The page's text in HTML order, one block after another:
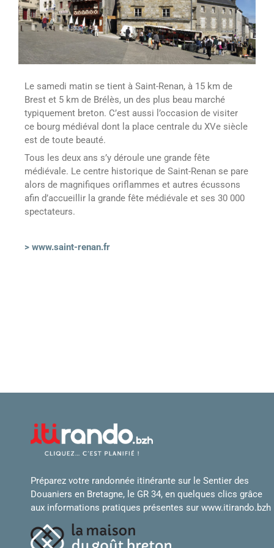
Le samedi matin se tient à Saint-Renan, à 15 km de
Brest et 5 km de Brélès, un des plus beau marché
typiquement breton. C’est aussi l’occasion de visiter
ce bourg médiéval dont la place centrale du XVe siècle
est de toute beauté.
Tous les deux ans s’y déroule une grande fête
médiévale. Le centre historique de Saint-Renan se pare
alors de magnifiques oriflammes et autres écussons
afin d’accueillir la grande fête médiévale et ses 30 000
spectateurs.
> www.saint-renan.fr
Préparez votre randonnée itinérante sur le Sentier des
Douaniers en Bretagne, le GR 34, en quelques clics grâce
aux informations pratiques présentes sur www.itirando.bzh